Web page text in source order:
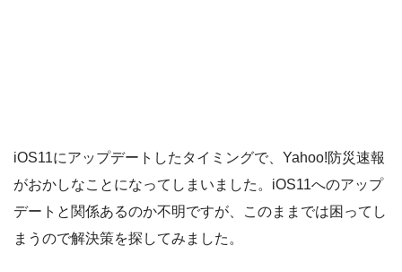
iOS11にアップデートしたタイミングで、Yahoo!防災速報
がおかしなことになってしまいました。iOS11へのアップ
デートと関係あるのか不明ですが、このままでは困ってし
まうので解決策を探してみました。